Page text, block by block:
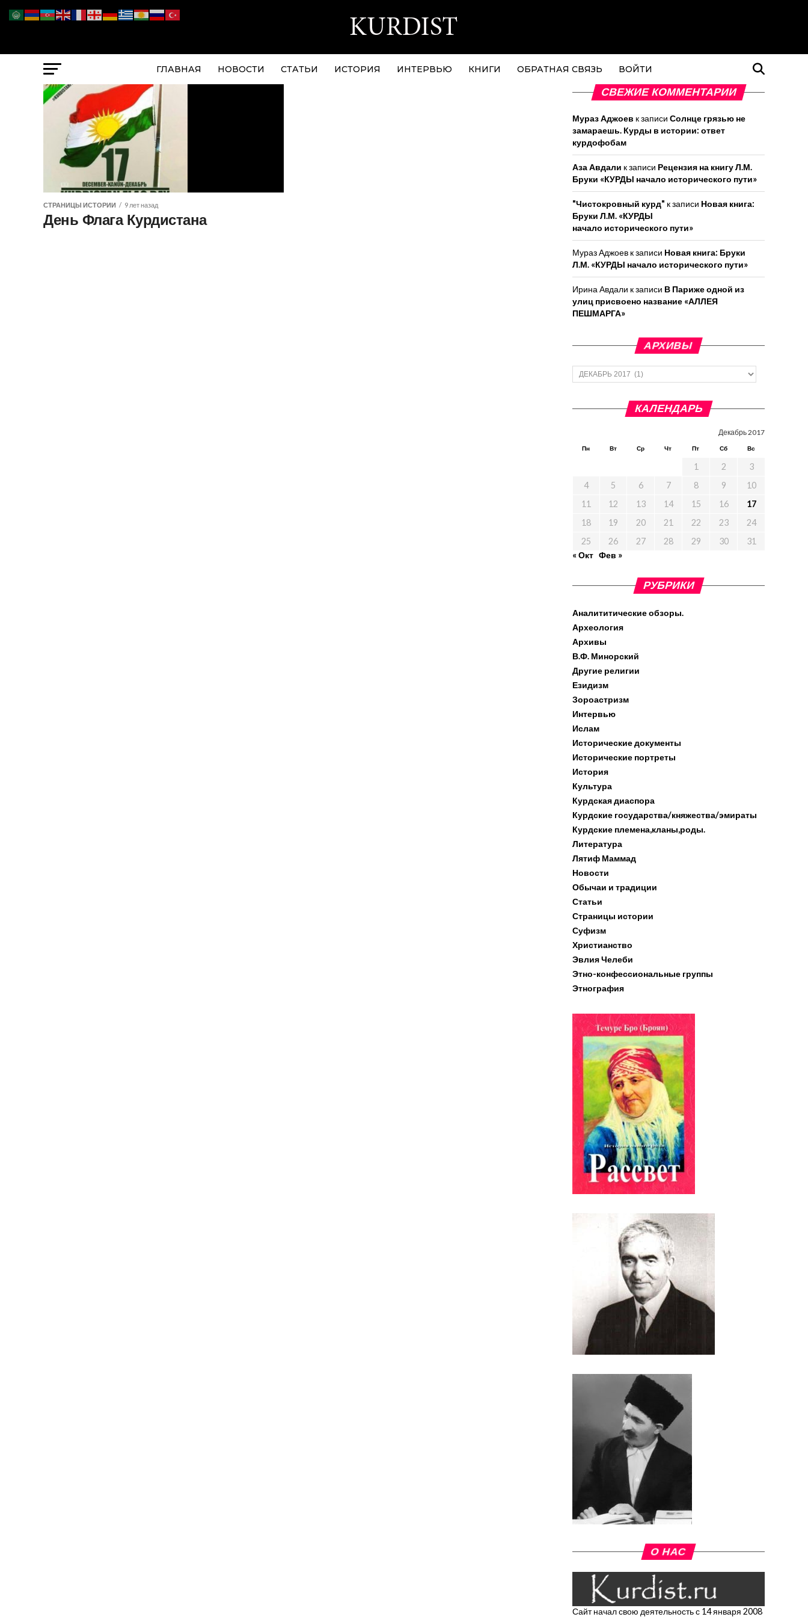
ГЛАВНАЯ НОВОСТИ СТАТЬИ ИСТОРИЯ ИНТЕРВЬЮ КНИГИ ОБРАТНАЯ СВЯЗЬ ВОЙТИ
СТРАНИЦЫ ИСТОРИИ 9 лет назад
День Флага Курдистана
СВЕЖИЕ КОММЕНТАРИИ
Мураз Аджоев к записи Солнце грязью не
замараешь. Курды в истории: ответ
курдофобам
Аза Авдали к записи Рецензия на книгу Л.М.
Бруки «КУРДЫ начало исторического пути»
"Чистокровный курд" к записи Новая книга:
Бруки Л.М. «КУРДЫ
начало исторического пути»
Мураз Аджоев к записи Новая книга: Бруки
Л.М. «КУРДЫ начало исторического пути»
Ирина Авдали к записи В Париже одной из
улиц присвоено название «АЛЛЕЯ
ПЕШМАРГА»
АРХИВЫ
Архивы
КАЛЕНДАРЬ
Декабрь 2017
Пн Вт Ср Чт Пт Сб Вс
1 2
3
4
5 6 7 8 9
10
11
12 13 14 15 16
17
18
19 20 21 22 23
24
25
26 27 28 29 30
31
« Окт Фев »
РУБРИКИ
Аналититические обзоры.
Археология
Архивы
В.Ф. Минорский
Другие религии
Езидизм
Зороастризм
Интервью
Ислам
Исторические документы
Исторические портреты
История
Культура
Курдская диаспора
Курдские государства/княжества/эмираты
Курдские племена,кланы,роды.
Литература
Лятиф Маммад
Новости
Обычаи и традиции
Статьи
Страницы истории
Суфизм
Христианство
Эвлия Челеби
Этно-конфессиональные группы
Этнография
О НАС
Сайт начал свою деятельность с 14 января 2008